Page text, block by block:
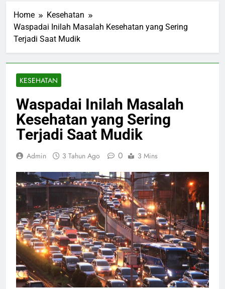
Home
Kesehatan
Waspadai Inilah Masalah Kesehatan yang Sering
Terjadi Saat Mudik
KESEHATAN
Waspadai Inilah Masalah
Kesehatan yang Sering
Terjadi Saat Mudik
Admin 3 Tahun Ago 0 3 Mins